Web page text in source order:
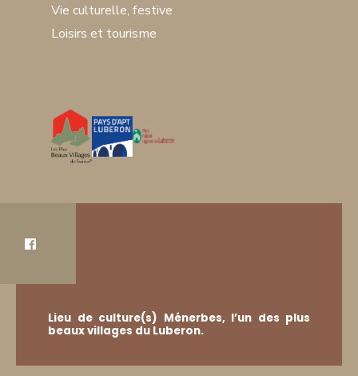
Vie culturelle, festive
Loisirs et tourisme
Lieu de culture(s) Ménerbes, l’un des plus
beaux villages du Luberon.